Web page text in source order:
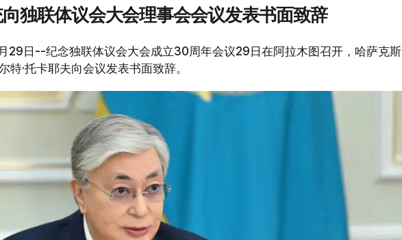
独联体议会大会理事会会议发表书面致辞
29日--纪念独联体议会大会成立30周年会议29日在阿拉木图召开，哈萨克斯
特·托卡耶夫向会议发表书面致辞。